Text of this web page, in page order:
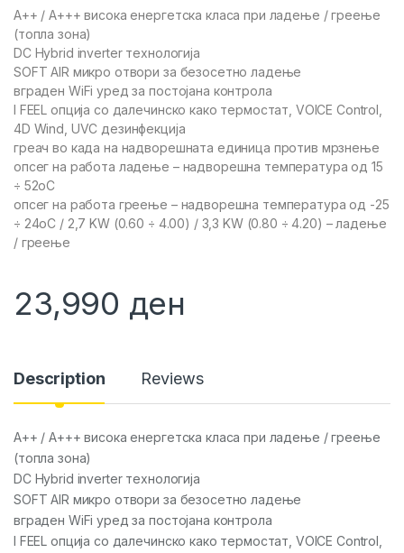
A++ / A+++ висока енергетска класа при ладење / греење
(топла зона)
DC Hybrid inverter технологија
SOFT AIR микро отвори за безосетно ладење
вграден WiFi уред за постојана контрола
I FEEL опција со далечинско како термостат, VOICE Control,
4D Wind, UVC дезинфекција
греач во када на надворешната единица против мрзнење
опсег на работа ладење – надворешна температура од 15
÷ 52oC
опсег на работа греење – надворешна температура од -25
÷ 24oC / 2,7 KW (0.60 ÷ 4.00) / 3,3 KW (0.80 ÷ 4.20) – ладење
/ греење
23,990 ден
Description Reviews
A++ / A+++ висока енергетска класа при ладење / греење
(топла зона)
DC Hybrid inverter технологија
SOFT AIR микро отвори за безосетно ладење
вграден WiFi уред за постојана контрола
I FEEL опција со далечинско како термостат, VOICE Control,